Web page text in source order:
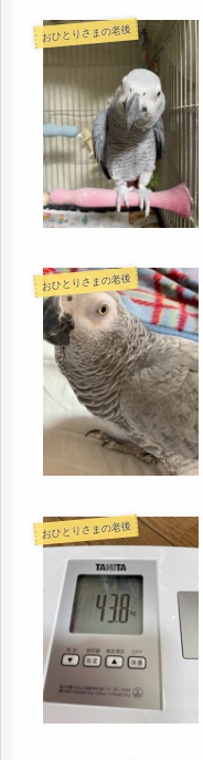
おひとりさまの老後
おひとりさまの老後
おひとりさまの老後